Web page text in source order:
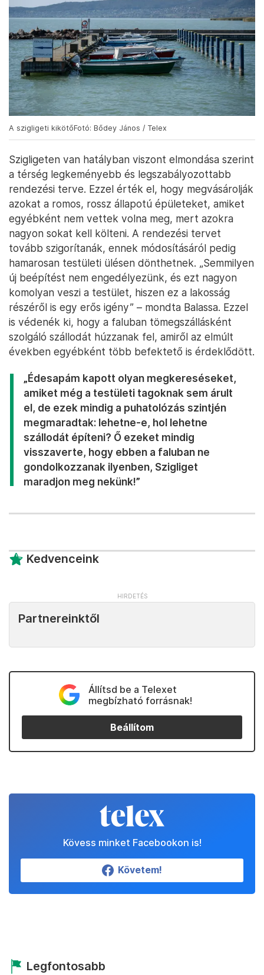
A szigligeti kikötőFotó: Bődey János / Telex
Szigligeten van hatályban viszont elmondása szerint
a térség legkeményebb és legszabályozottabb
rendezési terve. Ezzel érték el, hogy megvásárolják
azokat a romos, rossz állapotú épületeket, amiket
egyébként nem vettek volna meg, mert azokra
nagyon sokat kell költeni. A rendezési tervet
tovább szigorítanák, ennek módosításáról pedig
hamarosan testületi ülésen dönthetnek. „Semmilyen
új beépítést nem engedélyezünk, és ezt nagyon
komolyan veszi a testület, hiszen ez a lakosság
részéről is egy erős igény” – mondta Balassa. Ezzel
is védenék ki, hogy a faluban tömegszállásként
szolgáló szállodát húzzanak fel, amiről az elmúlt
években egyébként több befektető is érdeklődött.
„Édesapám kapott olyan megkereséseket,
amiket még a testületi tagoknak sem árult
el, de ezek mindig a puhatolózás szintjén
megmaradtak: lehetne-e, hol lehetne
szállodát építeni? Ő ezeket mindig
visszaverte, hogy ebben a faluban ne
gondolkozzanak ilyenben, Szigliget
maradjon meg nekünk!”
Kedvenceink
Partnereinktől
Állítsd be a Telexet
megbízható forrásnak!
Beállítom
Kövess minket Facebookon is!
Követem!
Legfontosabb